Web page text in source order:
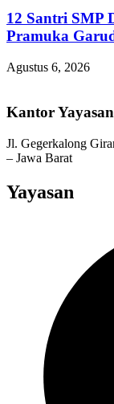
12 Santri SMP
Pramuka
Agustus 6, 2026
Kantor Yayasan
Jl. Gegerkalong
– Jawa Barat
Yayasan